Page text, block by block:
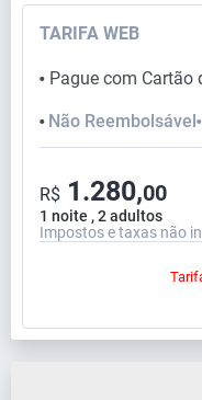
TARIFA WEB
⬤ Pague com Cartão
⬤ Não Reembolsável ⬤
1 noite , 2 adultos
R$ 1.280,00
Impostos e taxas não